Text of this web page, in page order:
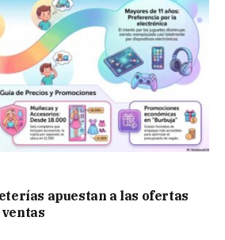
apuestan a las ofertas